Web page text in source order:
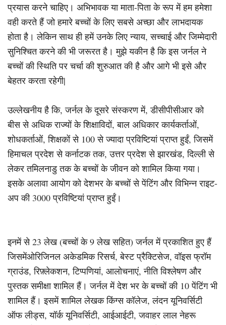
प्रयास करने चाहिए। अभिभावक या माता-पिता के रूप में हम हमेशा
वही करते हैं जो हमारे बच्चों के लिए सबसे अच्छा और लाभदायक
होता है। लेकिन साथ ही हमें उनके लिए न्याय, सच्चाई और जिम्मेदारी
सुनिश्चित करने की भी जरूरत है। मुझे यकीन है कि इस जर्नल ने
बच्चों की स्थिति पर चर्चा की शुरुआत की है और आगे भी इसे और
बेहतर करता रहेगी|
उल्लेखनीय है कि, जर्नल के दूसरे संस्करण में, डीसीपीसीआर को
बीस से अधिक राज्यों के शिक्षाविदों, बाल अधिकार कार्यकर्ताओं,
शोधकर्ताओं, शिक्षकों से 100 से ज्यादा प्रविष्टियां प्राप्त हुईं, जिसमें
हिमाचल प्रदेश से कर्नाटक तक, उत्तर प्रदेश से झारखंड, दिल्ली से
लेकर तमिलनाडु तक के बच्चों के जीवन को शामिल किया गया।
इसके अलावा आयोग को देशभर के बच्चों से पेंटिंग और विभिन्न राइट-
अप की 3000 प्रविष्टियां प्राप्त हुईं।
इनमें से 23 लेख (बच्चों के 9 लेख सहित) जर्नल में प्रकाशित हुए हैं
जिसमेंओरिजिनल अकेडमिक रिसर्च, बेस्ट प्रैक्टिसेज, वॉइस फ्रॉम
ग्राउंड, रिफ़्लेकशन, टिप्पणियां, आलोचनाएं, नीति विश्लेषण और
पुस्तक समीक्षा शामिल हैं। जर्नल में देश भर के बच्चों की 10 पेंटिंग भी
शामिल हैं। इसमें शामिल लेखक किंग्स कॉलेज, लंदन यूनिवर्सिटी
ऑफ लीड्स, यॉर्क यूनिवर्सिटी, आईआईटी, जवाहर लाल नेहरू